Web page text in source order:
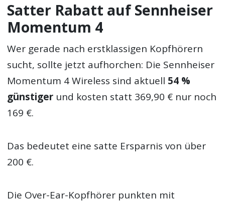
Satter Rabatt auf Sennheiser
Momentum 4
Wer gerade nach erstklassigen Kopfhörern
sucht, sollte jetzt aufhorchen: Die Sennheiser
Momentum 4 Wireless sind aktuell 54 %
günstiger und kosten statt 369,90 € nur noch
169 €.
Das bedeutet eine satte Ersparnis von über
200 €.
Die Over-Ear-Kopfhörer punkten mit